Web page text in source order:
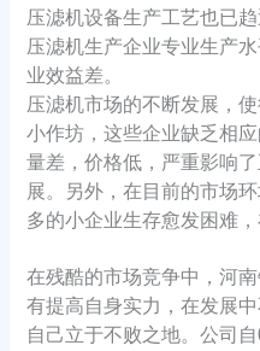
压滤机设备生产工艺也已
压滤机生产企业专业生产
业效益差。
压滤机市场的不断发展，
小作坊，这些企业缺乏相
量差，价格低，严重影响
展。另外，在目前的市场
多的小企业生存愈发困难
在残酷的市场竞争中，河
有提高自身实力，在发展
自己立于不败之地。公司